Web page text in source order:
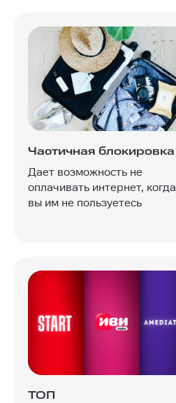
Частичная блокировка
Дает возможность не
оплачивать интернет, когда
вы им не пользуетесь
ТОП